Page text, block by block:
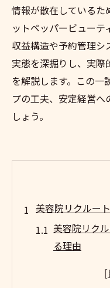
情報が散在しているた
ットペッパービュー
収益構造や予約管理シ
実態を深掘りし、実際
を解説します。この一
プの工夫、安定経営
しょう。
美容院リクルー
美容院リク
る理由
美容院経営